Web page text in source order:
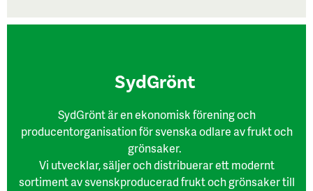
SydGrönt
SydGrönt är en ekonomisk förening och
producentorganisation för svenska odlare av frukt och
grönsaker.
Vi utvecklar, säljer och distribuerar ett modernt
sortiment av svenskproducerad frukt och grönsaker till